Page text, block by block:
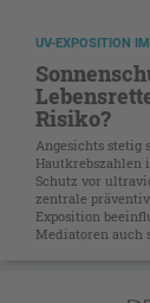
UV-EXPOSITION
Risiko?
Angesichts stetig
Hautkrebszahlen
Schutz vor
zentrale
Exposition
Mediatoren auch